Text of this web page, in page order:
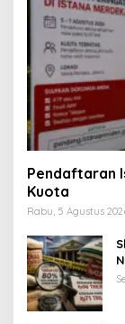
Pendaftaran
Kuota
Rabu, 5 Agustus